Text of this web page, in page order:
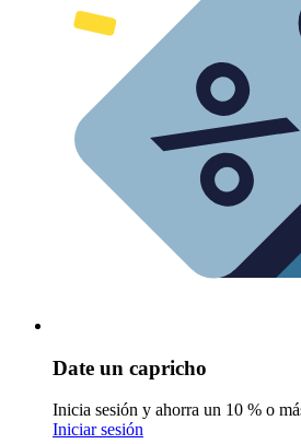
Date un capricho
Inicia sesión y ahorra un 10 % o
Iniciar sesión